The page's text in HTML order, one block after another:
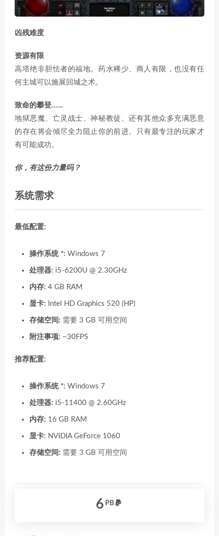
凶残难度
资源有限
高塔绝非胆怯者的福地。药水稀少、商人有限，也没有任
何主城可以施展回城之术。
致命的攀登……
地狱恶魔、亡灵战士、神秘教徒、还有其他众多充满恶意
的存在将会倾尽全力阻止你的前进。只有最专注的玩家才
有可能成功。
你，有这份力量吗？
系统需求
最低配置:
操作系统 *: Windows 7
处理器: i5-6200U @ 2.30GHz
内存: 4 GB RAM
显卡: Intel HD Graphics 520 (HP)
存储空间: 需要 3 GB 可用空间
附注事项: ~30FPS
推荐配置:
操作系统 *: Windows 7
处理器: i5-11400 @ 2.60GHz
内存: 16 GB RAM
显卡: NVIDIA GeForce 1060
存储空间: 需要 3 GB 可用空间
6 PB